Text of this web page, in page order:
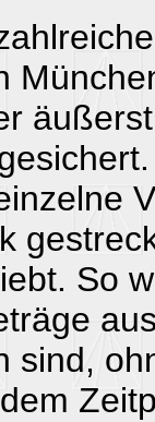
So
sind,